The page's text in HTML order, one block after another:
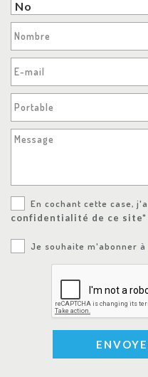
Nombre
E-mail
Portable
Message
En cochant cette case,
confidentialité de ce site*
Je souhaite m'abonner